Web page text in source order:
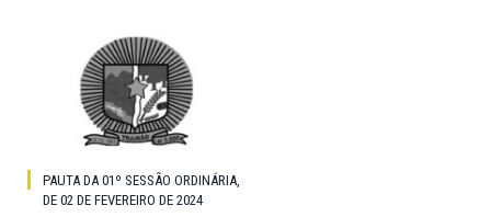
PAUTA DA 01º SESSÃO ORDINÁRIA,
DE 02 DE FEVEREIRO DE 2024